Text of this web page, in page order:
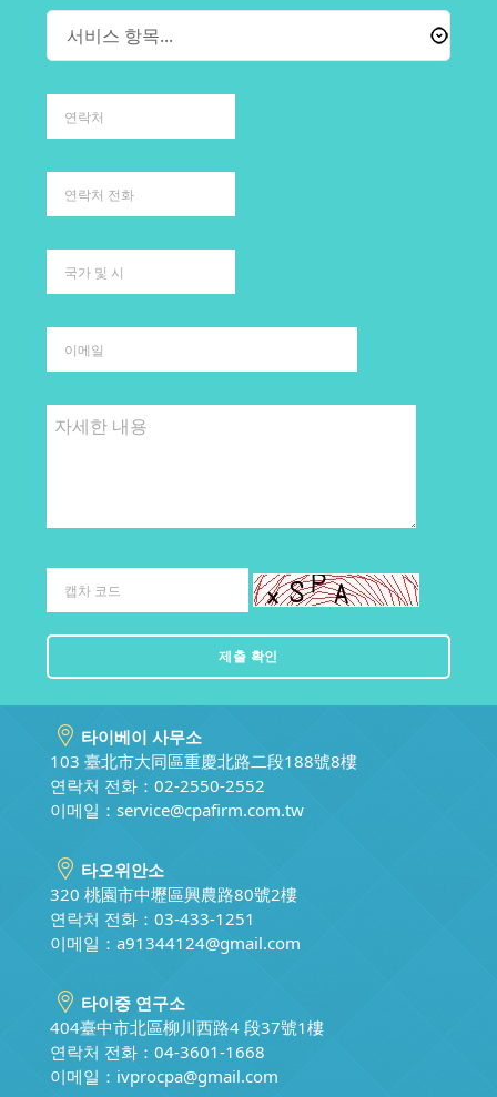
타이베이 사무소
103 臺北市大同區重慶北路二段188號8樓
연락처 전화：02-2550-2552
이메일： service@cpafirm.com.tw
타오위안소
320 桃園市中壢區興農路80號2樓
연락처 전화：03-433-1251
이메일： a91344124@gmail.com
타이중 연구소
404臺中市北區柳川西路4 段37號1樓
연락처 전화：04-3601-1668
이메일： ivprocpa@gmail.com